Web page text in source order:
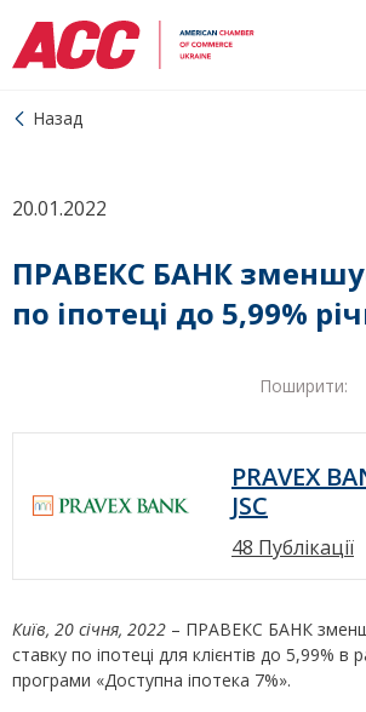
Назад
20.01.2022
ПРАВЕКС БАНК
по іпотеці до 5,99%
Поширити:
PRAVEX
JSC
48 Публікації
Київ, 20 січня, 2022 – ПРАВЕКС БАНК
ставку по іпотеці для клієнтів до 5,99% в
програми «Доступна іпотека 7%».